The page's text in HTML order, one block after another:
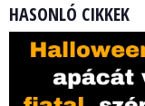
HASONLÓ CIKKEK